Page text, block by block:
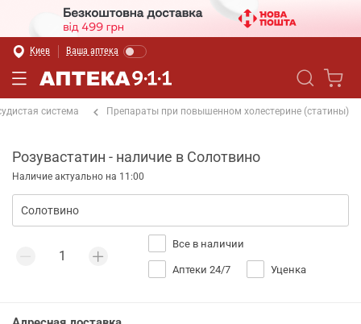
Киев Ваша аптека
система Препараты при повышенном холестерине (статины)
Розувастатин - наличие в Солотвино
Наличие актуально на 11:00
Все в наличии
Аптеки 24/7 Уценка